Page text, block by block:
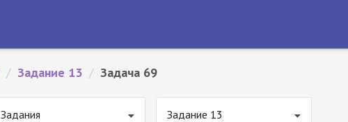
/ Задание 13 / Задача 69
Задания Задание 13